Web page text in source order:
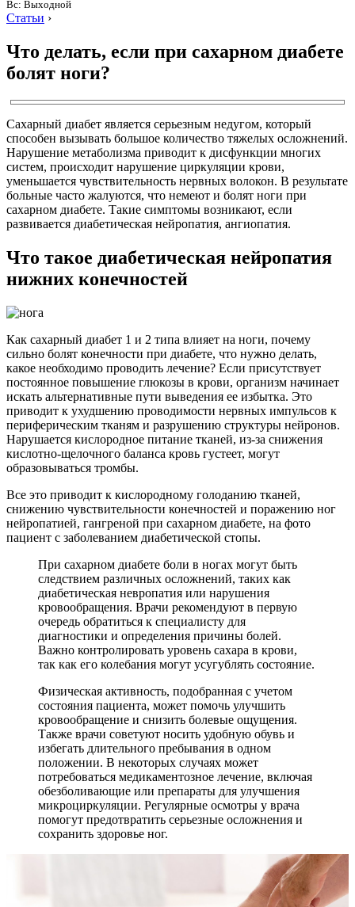
Вс: Выходной
Статьи ›
Что делать, если при сахарном диабете
болят ноги?
Сахарный диабет является серьезным недугом, который
способен вызывать большое количество тяжелых осложнений.
Нарушение метаболизма приводит к дисфункции многих
систем, происходит нарушение циркуляции крови,
уменьшается чувствительность нервных волокон. В результате
больные часто жалуются, что немеют и болят ноги при
сахарном диабете. Такие симптомы возникают, если
развивается диабетическая нейропатия, ангиопатия.
Что такое диабетическая нейропатия
нижних конечностей
Как сахарный диабет 1 и 2 типа влияет на ноги, почему
сильно болят конечности при диабете, что нужно делать,
какое необходимо проводить лечение? Если присутствует
постоянное повышение глюкозы в крови, организм начинает
искать альтернативные пути выведения ее избытка. Это
приводит к ухудшению проводимости нервных импульсов к
периферическим тканям и разрушению структуры нейронов.
Нарушается кислородное питание тканей, из-за снижения
кислотно-щелочного баланса кровь густеет, могут
образовываться тромбы.
Все это приводит к кислородному голоданию тканей,
снижению чувствительности конечностей и поражению ног
нейропатией, гангреной при сахарном диабете, на фото
пациент с заболеванием диабетической стопы.
При сахарном диабете боли в ногах могут быть
следствием различных осложнений, таких как
диабетическая невропатия или нарушения
кровообращения. Врачи рекомендуют в первую
очередь обратиться к специалисту для
диагностики и определения причины болей.
Важно контролировать уровень сахара в крови,
так как его колебания могут усугублять состояние.
Физическая активность, подобранная с учетом
состояния пациента, может помочь улучшить
кровообращение и снизить болевые ощущения.
Также врачи советуют носить удобную обувь и
избегать длительного пребывания в одном
положении. В некоторых случаях может
потребоваться медикаментозное лечение, включая
обезболивающие или препараты для улучшения
микроциркуляции. Регулярные осмотры у врача
помогут предотвратить серьезные осложнения и
сохранить здоровье ног.